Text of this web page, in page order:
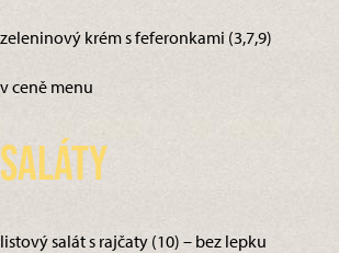
zeleninový krém s feferonkami (3,7,9)
v ceně menu
Saláty
listový salát s rajčaty (10) – bez lepku